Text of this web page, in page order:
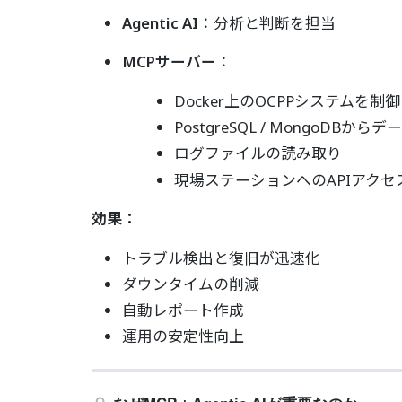
Agentic AI ：分析と判断を担当
MCPサーバー ：
Docker上のOCPPシステムを制御
PostgreSQL / MongoDBからデ
ログファイルの読み取り
現場ステーションへのAPIアクセ
効果：
トラブル検出と復旧が迅速化
ダウンタイムの削減
自動レポート作成
運用の安定性向上